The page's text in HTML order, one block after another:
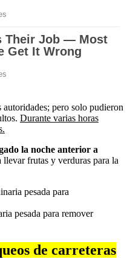
pero solo pudieron
Durante varias horas
la noche anterior a
llevar frutas y verduras para la
pesada para remover
de carreteras